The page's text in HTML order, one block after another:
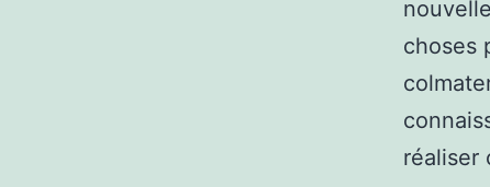
choses
réaliser